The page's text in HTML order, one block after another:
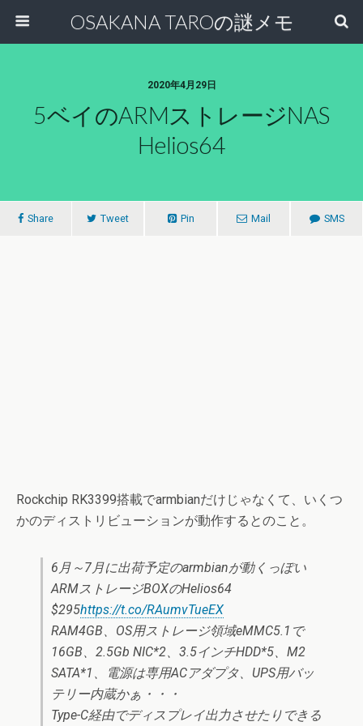
OSAKANA TAROの謎メモ
2020年4月29日
5ベイのARMストレージNAS
Helios64
Share Tweet Pin Mail SMS
Rockchip RK3399搭載でarmbianだけじゃなくて、いくつ
かのディストリビューションが動作するとのこと。
6月～7月に出荷予定のarmbianが動くっぽい
ARMストレージBOXのHelios64
$295https://t.co/RAumvTueEX
RAM4GB、OS用ストレージ領域eMMC5.1で
16GB、2.5Gb NIC*2、3.5インチHDD*5、M2
SATA*1、電源は専用ACアダプタ、UPS用バッ
テリー内蔵かぁ・・・
Type-C経由でディスプレイ出力させたりできる